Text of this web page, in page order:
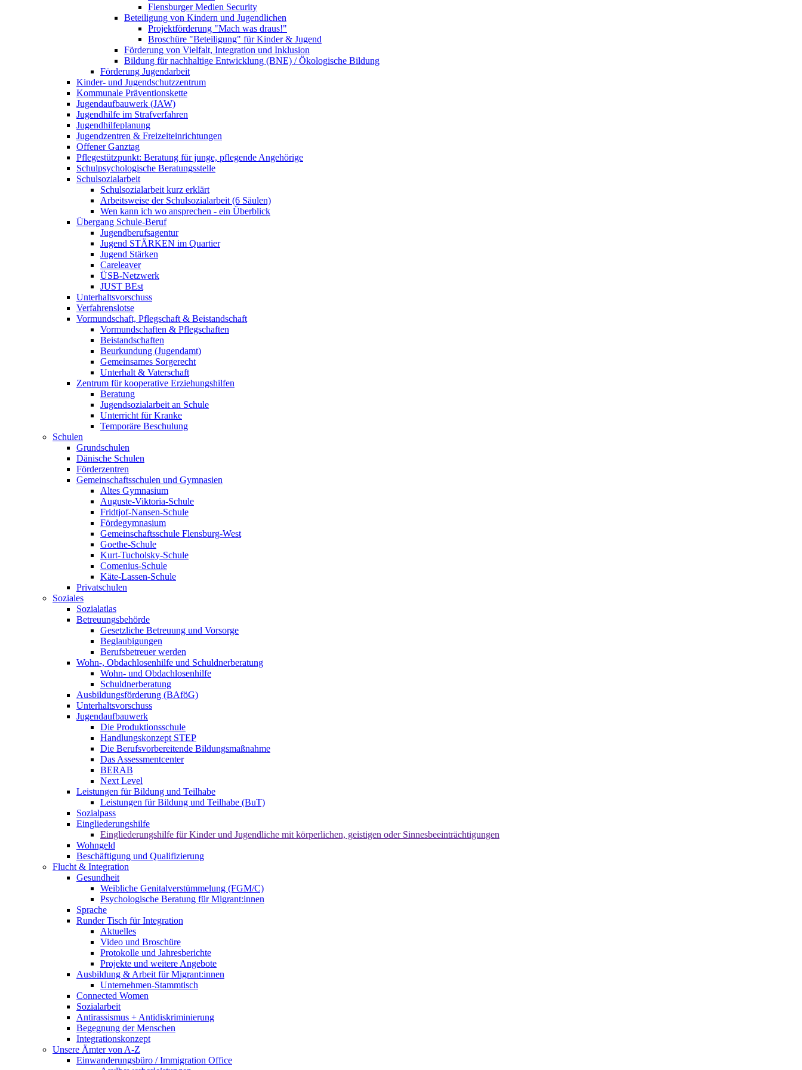
Flensburger Medien Security
Beteiligung von Kindern und Jugendlichen
Projektförderung "Mach was draus!"
Broschüre "Beteiligung" für Kinder & Jugend
Förderung von Vielfalt, Integration und Inklusion
Bildung für nachhaltige Entwicklung (BNE) / Ökologische Bildung
Förderung Jugendarbeit
Kinder- und Jugendschutzzentrum
Kommunale Präventionskette
Jugendaufbauwerk (JAW)
Jugendhilfe im Strafverfahren
Jugendhilfeplanung
Jugendzentren & Freizeiteinrichtungen
Offener Ganztag
Pflegestützpunkt: Beratung für junge, pflegende Angehörige
Schulpsychologische Beratungsstelle
Schulsozialarbeit
Schulsozialarbeit kurz erklärt
Arbeitsweise der Schulsozialarbeit (6 Säulen)
Wen kann ich wo ansprechen - ein Überblick
Übergang Schule-Beruf
Jugendberufsagentur
Jugend STÄRKEN im Quartier
Jugend Stärken
Careleaver
ÜSB-Netzwerk
JUST BEst
Unterhaltsvorschuss
Verfahrenslotse
Vormundschaft, Pflegschaft & Beistandschaft
Vormundschaften & Pflegschaften
Beistandschaften
Beurkundung (Jugendamt)
Gemeinsames Sorgerecht
Unterhalt & Vaterschaft
Zentrum für kooperative Erziehungshilfen
Beratung
Jugendsozialarbeit an Schule
Unterricht für Kranke
Temporäre Beschulung
Schulen
Grundschulen
Dänische Schulen
Förderzentren
Gemeinschaftsschulen und Gymnasien
Altes Gymnasium
Auguste-Viktoria-Schule
Fridtjof-Nansen-Schule
Fördegymnasium
Gemeinschaftsschule Flensburg-West
Goethe-Schule
Kurt-Tucholsky-Schule
Comenius-Schule
Käte-Lassen-Schule
Privatschulen
Soziales
Sozialatlas
Betreuungsbehörde
Gesetzliche Betreuung und Vorsorge
Beglaubigungen
Berufsbetreuer werden
Wohn-, Obdachlosenhilfe und Schuldnerberatung
Wohn- und Obdachlosenhilfe
Schuldnerberatung
Ausbildungsförderung (BAföG)
Unterhaltsvorschuss
Jugendaufbauwerk
Die Produktionsschule
Handlungskonzept STEP
Die Berufsvorbereitende Bildungsmaßnahme
Das Assessmentcenter
BERAB
Next Level
Leistungen für Bildung und Teilhabe
Leistungen für Bildung und Teilhabe (BuT)
Sozialpass
Eingliederungshilfe
Eingliederungshilfe für Kinder und Jugendliche mit körperlichen, geistigen oder Sinnesbeeinträchtigungen
Wohngeld
Beschäftigung und Qualifizierung
Flucht & Integration
Gesundheit
Weibliche Genitalverstümmelung (FGM/C)
Psychologische Beratung für Migrant:innen
Sprache
Runder Tisch für Integration
Aktuelles
Video und Broschüre
Protokolle und Jahresberichte
Projekte und weitere Angebote
Ausbildung & Arbeit für Migrant:innen
Unternehmen-Stammtisch
Connected Women
Sozialarbeit
Antirassismus + Antidiskriminierung
Begegnung der Menschen
Integrationskonzept
Unsere Ämter von A-Z
Einwanderungsbüro / Immigration Office